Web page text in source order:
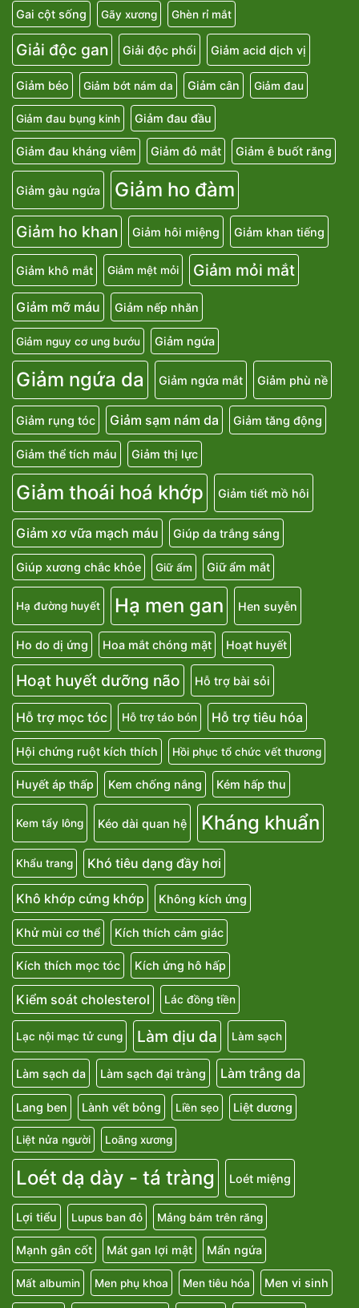
Gai cột sống Gãy xương Ghèn rỉ mắt
Giải độc gan Giải độc phổi Giảm acid dịch vị
Giảm béo Giảm bớt nám da Giảm cân Giảm đau
Giảm đau bụng kinh Giảm đau đầu
Giảm đau kháng viêm Giảm đỏ mắt Giảm ê buốt răng
Giảm gàu ngứa Giảm ho đàm
Giảm ho khan Giảm hôi miệng Giảm khan tiếng
Giảm khô mắt Giảm mệt mỏi Giảm mỏi mắt
Giảm mỡ máu Giảm nếp nhăn
Giảm nguy cơ ung bướu Giảm ngứa
Giảm ngứa da Giảm ngứa mắt Giảm phù nề
Giảm rụng tóc Giảm sạm nám da Giảm tăng động
Giảm thể tích máu Giảm thị lực
Giảm thoái hoá khớp Giảm tiết mồ hôi
Giảm xơ vữa mạch máu Giúp da trắng sáng
Giúp xương chắc khỏe Giữ ẩm Giữ ẩm mắt
Hạ đường huyết Hạ men gan Hen suyễn
Ho do dị ứng Hoa mắt chóng mặt Hoạt huyết
Hoạt huyết dưỡng não Hỗ trợ bài sỏi
Hỗ trợ mọc tóc Hỗ trợ táo bón Hỗ trợ tiêu hóa
Hội chứng ruột kích thích Hồi phục tổ chức vết thương
Huyết áp thấp Kem chống nắng Kém hấp thu
Kem tẩy lông Kéo dài quan hệ Kháng khuẩn
Khẩu trang Khó tiêu dạng đầy hơi
Khô khớp cứng khớp Không kích ứng
Khử mùi cơ thể Kích thích cảm giác
Kích thích mọc tóc Kích ứng hô hấp
Kiểm soát cholesterol Lác đồng tiền
Lạc nội mạc tử cung Làm dịu da Làm sạch
Làm sạch da Làm sạch đại tràng Làm trắng da
Lang ben Lành vết bỏng Liền sẹo Liệt dương
Liệt nửa người Loãng xương
Loét dạ dày - tá tràng Loét miệng
Lợi tiểu Lupus ban đỏ Mảng bám trên răng
Mạnh gân cốt Mát gan lợi mật Mẩn ngứa
Mất albumin Men phụ khoa Men tiêu hóa Men vi sinh